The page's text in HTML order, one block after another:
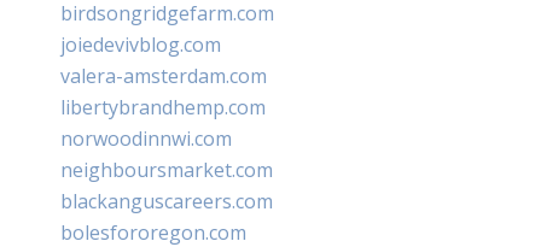
birdsongridgefarm.com
joiedevivblog.com
valera-amsterdam.com
libertybrandhemp.com
norwoodinnwi.com
neighboursmarket.com
blackanguscareers.com
bolesfororegon.com